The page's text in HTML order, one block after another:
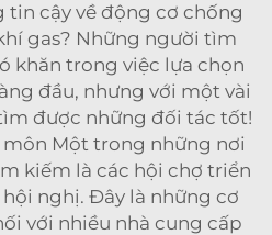
tin cậy về động cơ chống
gas? Những người tìm
khăn trong việc lựa chọn
đầu, nhưng với một vài
được những đối tác tốt!
Một trong những nơi
kiếm là các hội chợ triển
nghị. Đây là những cơ
với nhiều nhà cung cấp